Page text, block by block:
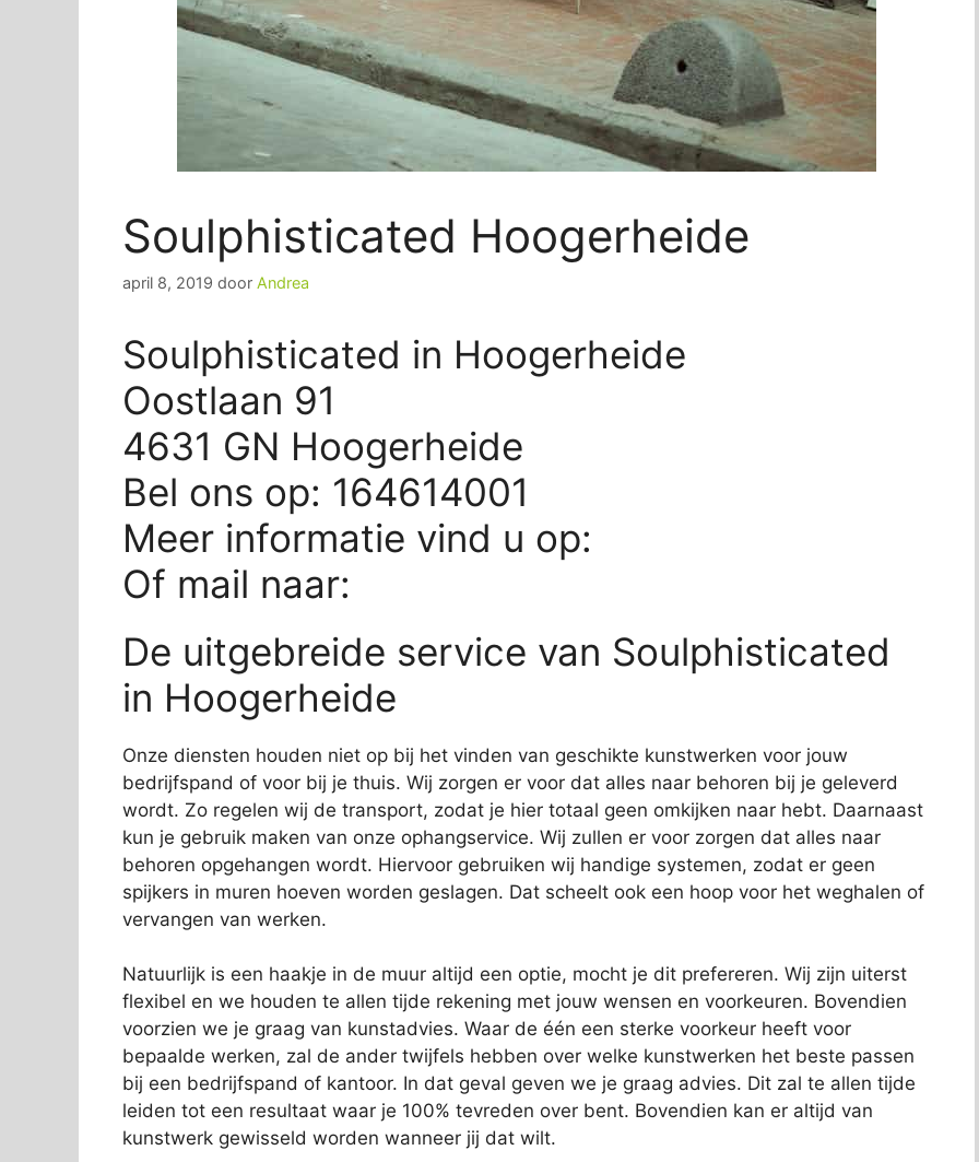
Soulphisticated Hoogerheide
april 8, 2019 door Andrea
Soulphisticated in Hoogerheide
Oostlaan 91
4631 GN Hoogerheide
Bel ons op: 164614001
Meer informatie vind u op:
Of mail naar:
De uitgebreide service van Soulphisticated
in Hoogerheide
Onze diensten houden niet op bij het vinden van geschikte kunstwerken voor jouw
bedrijfspand of voor bij je thuis. Wij zorgen er voor dat alles naar behoren bij je geleverd
wordt. Zo regelen wij de transport, zodat je hier totaal geen omkijken naar hebt. Daarnaast
kun je gebruik maken van onze ophangservice. Wij zullen er voor zorgen dat alles naar
behoren opgehangen wordt. Hiervoor gebruiken wij handige systemen, zodat er geen
spijkers in muren hoeven worden geslagen. Dat scheelt ook een hoop voor het weghalen of
vervangen van werken.
Natuurlijk is een haakje in de muur altijd een optie, mocht je dit prefereren. Wij zijn uiterst
flexibel en we houden te allen tijde rekening met jouw wensen en voorkeuren. Bovendien
voorzien we je graag van kunstadvies. Waar de één een sterke voorkeur heeft voor
bepaalde werken, zal de ander twijfels hebben over welke kunstwerken het beste passen
bij een bedrijfspand of kantoor. In dat geval geven we je graag advies. Dit zal te allen tijde
leiden tot een resultaat waar je 100% tevreden over bent. Bovendien kan er altijd van
kunstwerk gewisseld worden wanneer jij dat wilt.